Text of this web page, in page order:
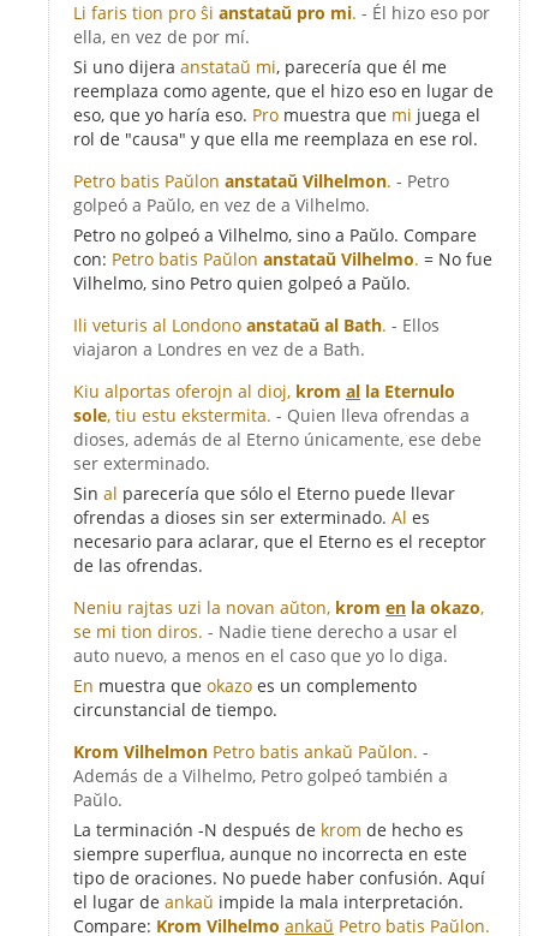
Li faris tion pro ŝi anstataŭ pro mi. - Él hizo eso por
ella, en vez de por mí.
Si uno dijera anstataŭ mi, parecería que él me
reemplaza como agente, que el hizo eso en lugar de
eso, que yo haría eso. Pro muestra que mi juega el
rol de "causa" y que ella me reemplaza en ese rol.
Petro batis Paŭlon anstataŭ Vilhelmon. - Petro
golpeó a Paŭlo, en vez de a Vilhelmo.
Petro no golpeó a Vilhelmo, sino a Paŭlo. Compare
con: Petro batis Paŭlon anstataŭ Vilhelmo. = No fue
Vilhelmo, sino Petro quien golpeó a Paŭlo.
Ili veturis al Londono anstataŭ al Bath. - Ellos
viajaron a Londres en vez de a Bath.
Kiu alportas oferojn al dioj, krom al la Eternulo
sole, tiu estu ekstermita. - Quien lleva ofrendas a
dioses, además de al Eterno únicamente, ese debe
ser exterminado.
Sin al parecería que sólo el Eterno puede llevar
ofrendas a dioses sin ser exterminado. Al es
necesario para aclarar, que el Eterno es el receptor
de las ofrendas.
Neniu rajtas uzi la novan aŭton, krom en la okazo,
se mi tion diros. - Nadie tiene derecho a usar el
auto nuevo, a menos en el caso que yo lo diga.
En muestra que okazo es un complemento
circunstancial de tiempo.
Krom Vilhelmon Petro batis ankaŭ Paŭlon. -
Además de a Vilhelmo, Petro golpeó también a
Paŭlo.
La terminación -N después de krom de hecho es
siempre superflua, aunque no incorrecta en este
tipo de oraciones. No puede haber confusión. Aquí
el lugar de ankaŭ impide la mala interpretación.
Compare: Krom Vilhelmo ankaŭ Petro batis Paŭlon.